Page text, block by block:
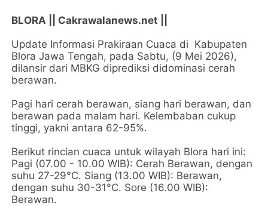
BLORA || Cakrawalanews.net ||
Update Informasi Prakiraan Cuaca di Kabupaten
Blora Jawa Tengah, pada Sabtu, (9 Mei 2026),
dilansir dari MBKG diprediksi didominasi cerah
berawan.
Pagi hari cerah berawan, siang hari berawan, dan
berawan pada malam hari. Kelembaban cukup
tinggi, yakni antara 62-95%.
Berikut rincian cuaca untuk wilayah Blora hari ini:
Pagi (07.00 - 10.00 WIB): Cerah Berawan, dengan
suhu 27-29°C. Siang (13.00 WIB): Berawan,
dengan suhu 30-31°C. Sore (16.00 WIB):
Berawan.